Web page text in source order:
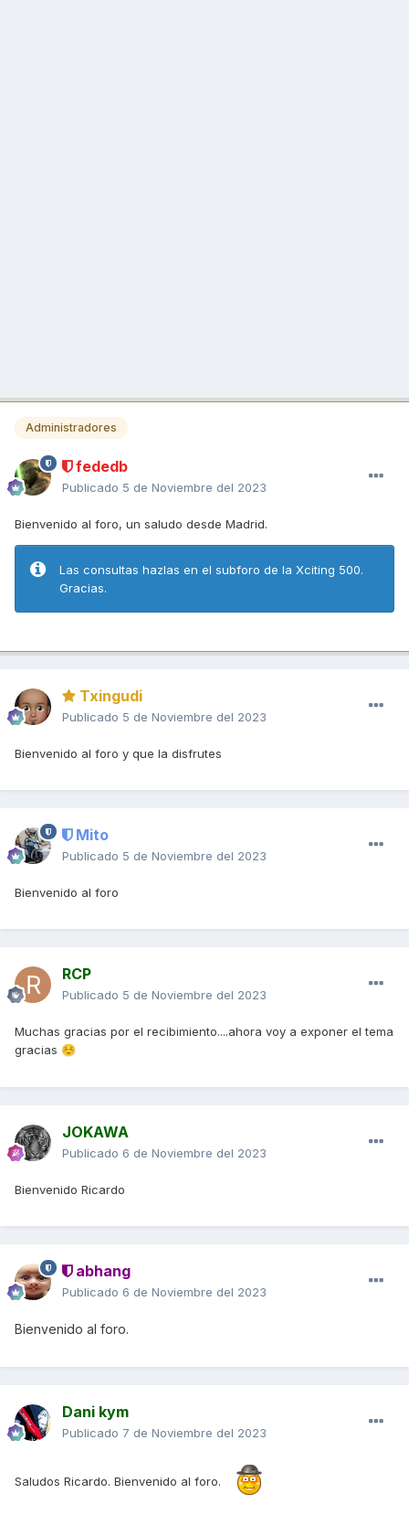
Administradores
fededb
Publicado 5 de Noviembre del 2023
Bienvenido al foro, un saludo desde Madrid.
Las consultas hazlas en el subforo de la Xciting 500.
Gracias.
Txingudi
Publicado 5 de Noviembre del 2023
Bienvenido al foro y que la disfrutes
Mito
Publicado 5 de Noviembre del 2023
Bienvenido al foro
RCP
Publicado 5 de Noviembre del 2023
Muchas gracias por el recibimiento....ahora voy a exponer el tema
gracias ☺️
JOKAWA
Publicado 6 de Noviembre del 2023
Bienvenido Ricardo
abhang
Publicado 6 de Noviembre del 2023
Bienvenido al foro.
Dani kym
Publicado 7 de Noviembre del 2023
Saludos Ricardo. Bienvenido al foro.